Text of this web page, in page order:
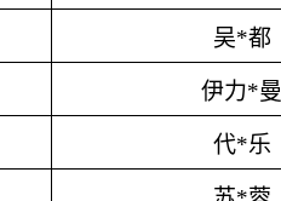
吴*都
伊力*曼
代*乐